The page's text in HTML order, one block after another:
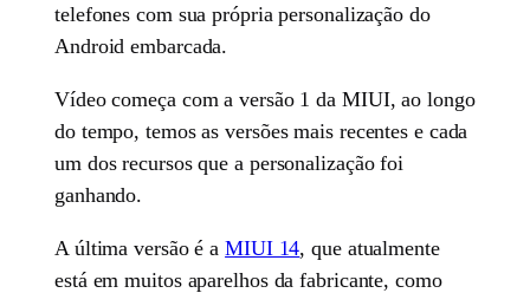
telefones com sua própria personalização do
Android embarcada.
Vídeo começa com a versão 1 da MIUI, ao longo
do tempo, temos as versões mais recentes e cada
um dos recursos que a personalização foi
ganhando.
A última versão é aMIUI 14, que atualmente
está em muitos aparelhos da fabricante, como